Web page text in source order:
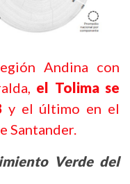
Andina con
el Tolima se
y el último en el
Santander.
Verde del